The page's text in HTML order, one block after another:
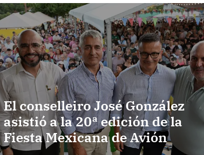
El conselleiro José González
asistió a la 20ª edición de la
Fiesta Mexicana de Avión